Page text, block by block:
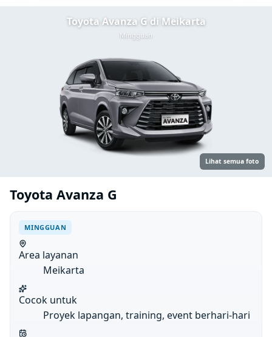
Toyota Avanza G di Meikarta
Mingguan
Lihat semua foto
Toyota Avanza G
MINGGUAN
Area layanan
Meikarta
Cocok untuk
Proyek lapangan, training, event berhari-hari